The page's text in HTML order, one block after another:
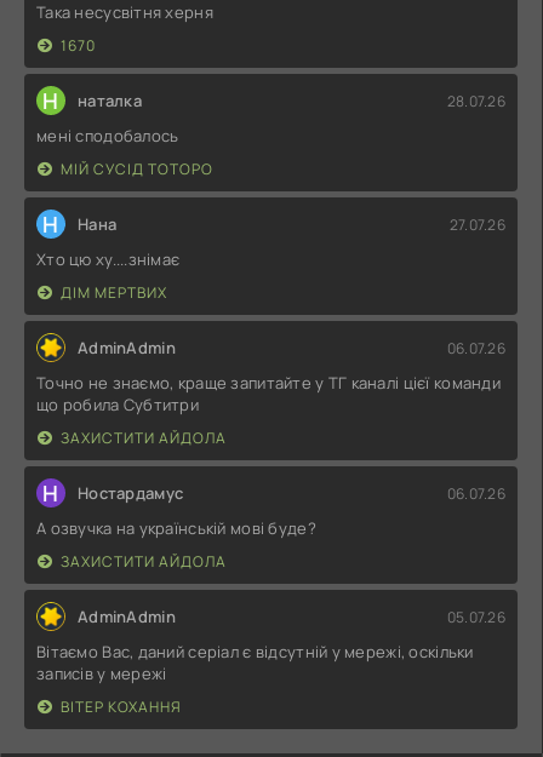
Така несусвітня херня
1670
Н наталка 28.07.26
мені сподобалось
МІЙ СУСІД ТОТОРО
Н Нана 27.07.26
Хто цю ху....знімає
ДІМ МЕРТВИХ
AdminAdmin 06.07.26
Точно не знаємо, краще запитайте у ТГ каналі цієї команди
що робила Субтитри
ЗАХИСТИТИ АЙДОЛА
Н Ностардамус 06.07.26
А озвучка на українській мові буде?
ЗАХИСТИТИ АЙДОЛА
AdminAdmin 05.07.26
Вітаємо Вас, даний серіал є відсутній у мережі, оскільки
записів у мережі
ВІТЕР КОХАННЯ